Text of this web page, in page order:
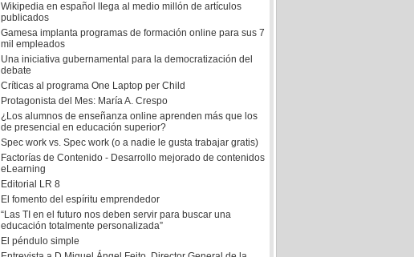
Wikipedia en español llega al medio millón de artículos
publicados
Gamesa implanta programas de formación online para sus 7
mil empleados
Una iniciativa gubernamental para la democratización del
debate
Críticas al programa One Laptop per Child
Protagonista del Mes: María A. Crespo
¿Los alumnos de enseñanza online aprenden más que los
de presencial en educación superior?
Spec work vs. Spec work (o a nadie le gusta trabajar gratis)
Factorías de Contenido - Desarrollo mejorado de contenidos
eLearning
Editorial LR 8
El fomento del espíritu emprendedor
“Las TI en el futuro nos deben servir para buscar una
educación totalmente personalizada”
El péndulo simple